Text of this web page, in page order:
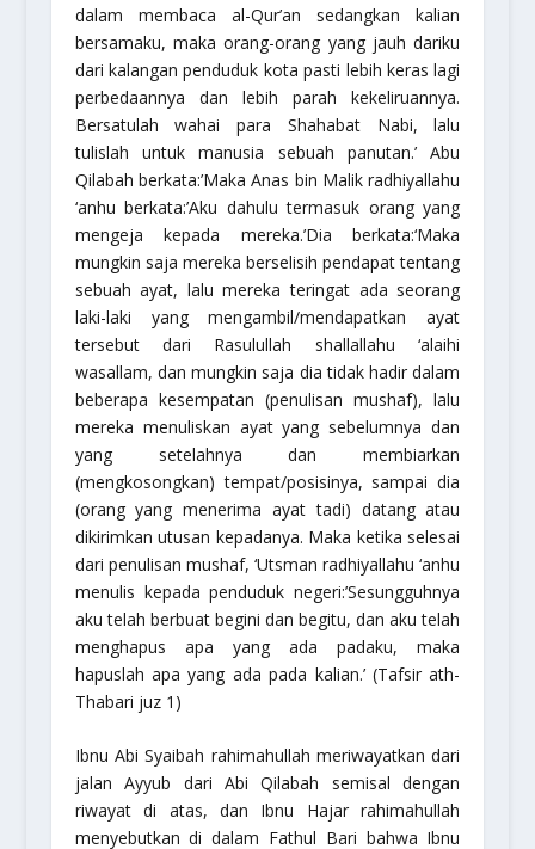
dalam membaca al-Qur’an sedangkan kalian
bersamaku, maka orang-orang yang jauh dariku
dari kalangan penduduk kota pasti lebih keras lagi
perbedaannya dan lebih parah kekeliruannya.
Bersatulah wahai para Shahabat Nabi, lalu
tulislah untuk manusia sebuah panutan.’ Abu
Qilabah berkata:’Maka Anas bin Malikradhiyallahu
‘anhu berkata:’Aku dahulu termasuk orang yang
mengeja kepada mereka.’Dia berkata:‘Maka
mungkin saja mereka berselisih pendapat tentang
sebuah ayat, lalu mereka teringat ada seorang
laki-laki yang mengambil/mendapatkan ayat
tersebut dari Rasulullah shallallahu ‘alaihi
wasallam, dan mungkin saja dia tidak hadir dalam
beberapa kesempatan (penulisan mushaf), lalu
mereka menuliskan ayat yang sebelumnya dan
yang setelahnya dan membiarkan
(mengkosongkan) tempat/posisinya, sampai dia
(orang yang menerima ayat tadi) datang atau
dikirimkan utusan kepadanya. Maka ketika selesai
dari penulisan mushaf, ‘Utsmanradhiyallahu ‘anhu
menulis kepada penduduk negeri:’Sesungguhnya
aku telah berbuat begini dan begitu, dan aku telah
menghapus apa yang ada padaku, maka
hapuslah apa yang ada pada kalian.’(Tafsir ath-
Thabari juz 1)
Ibnu Abi Syaibah rahimahullah meriwayatkan dari
jalan Ayyub dari Abi Qilabah semisal dengan
riwayat di atas, dan Ibnu Hajarrahimahullah
menyebutkan di dalam Fathul Bari bahwa Ibnu